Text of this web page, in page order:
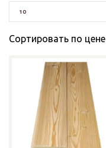
Сортировать по цене